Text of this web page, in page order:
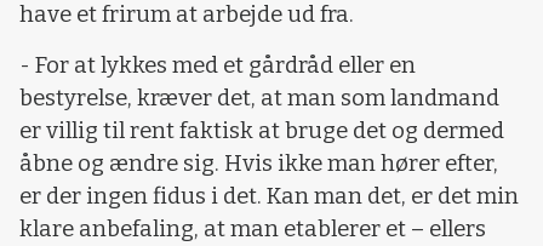
have et frirum at arbejde ud fra.
- For at lykkes med et gårdråd eller en
bestyrelse, kræver det, at man som landmand
er villig til rent faktisk at bruge det og dermed
åbne og ændre sig. Hvis ikke man hører efter,
er der ingen fidus i det. Kan man det, er det min
klare anbefaling, at man etablerer et – ellers